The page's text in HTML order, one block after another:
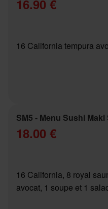
16.90 €
16 California tempura
SM5 - Menu Sushi
18.00 €
16 California, 8 royal
avocat, 1 soupe et 1